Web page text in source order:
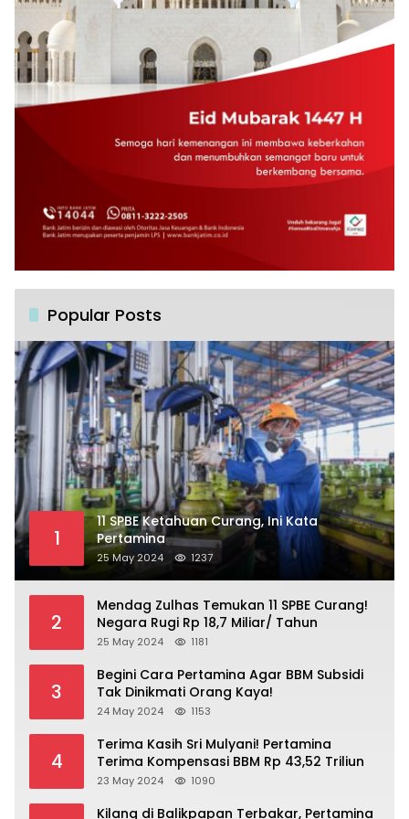
Popular Posts
1
11 SPBE Ketahuan Curang, Ini Kata
Pertamina
25 May 2024 1237
2
Mendag Zulhas Temukan 11 SPBE Curang!
Negara Rugi Rp 18,7 Miliar/ Tahun
25 May 2024 1181
3
Begini Cara Pertamina Agar BBM Subsidi
Tak Dinikmati Orang Kaya!
24 May 2024 1153
4
Terima Kasih Sri Mulyani! Pertamina
Terima Kompensasi BBM Rp 43,52 Triliun
23 May 2024 1090
Kilang di Balikpapan Terbakar, Pertamina